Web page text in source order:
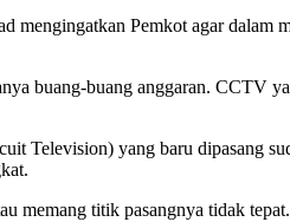
Pemkot agar dalam
buang-buang anggaran. CCTV
Television) yang baru dipasang
memang titik pasangnya tidak